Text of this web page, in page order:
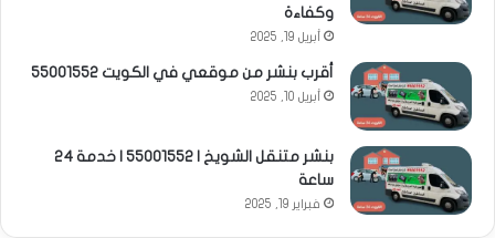
وكفاءة
أبريل 19, 2025
أقرب بنشر من موقعي في الكويت 55001552
أبريل 10, 2025
بنشر متنقل الشويخ | 55001552 | خدمة 24
ساعة
فبراير 19, 2025